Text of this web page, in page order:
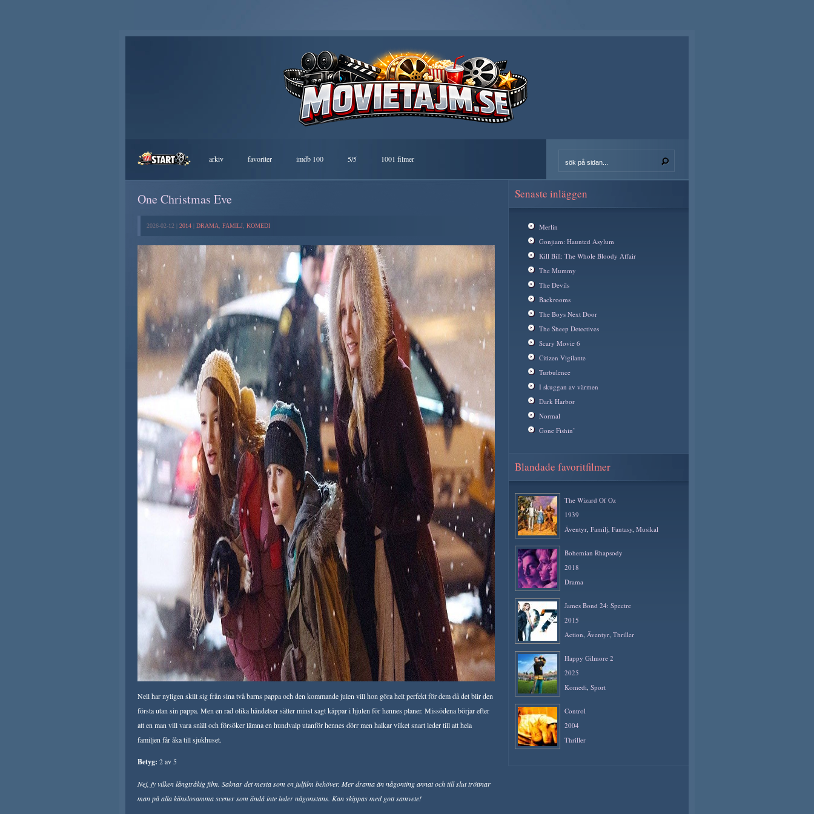
arkiv favoriter imdb 100 5/5 1001 filmer
One Christmas Eve
2026-02-12 | 2014 DRAMA FAMILJ KOMEDI
Nell har nyligen skilt sig från sina två barns pappa och den kommande julen vill hon göra helt perfekt för dem då det blir den
första utan sin pappa. Men en rad olika händelser sätter minst sagt käppar i hjulen för hennes planer. Missödena börjar efter
att en man vill vara snäll och försöker lämna en hundvalp utanför hennes dörr men halkar vilket snart leder till att hela
familjen får åka till sjukhuset.
Betyg: 2 av 5
Nej, fy vilken långtråkig film. Saknar det mesta som en julfilm behöver. Mer drama än någonting annat och till slut tröttnar
man på alla känslosamma scener som ändå inte leder någonstans. Kan skippas med gott samvete!
Senaste inläggen
Merlin
Gonjiam: Haunted Asylum
Kill Bill: The Whole Bloody Affair
The Mummy
The Devils
Backrooms
The Boys Next Door
The Sheep Detectives
Scary Movie 6
Citizen Vigilante
Turbulence
I skuggan av värmen
Dark Harbor
Normal
Gone Fishin’
Blandade favoritfilmer
The Wizard Of Oz
1939
Äventyr, Familj, Fantasy, Musikal
Bohemian Rhapsody
2018
Drama
James Bond 24: Spectre
2015
Action, Äventyr, Thriller
Happy Gilmore 2
2025
Komedi, Sport
Control
2004
Thriller